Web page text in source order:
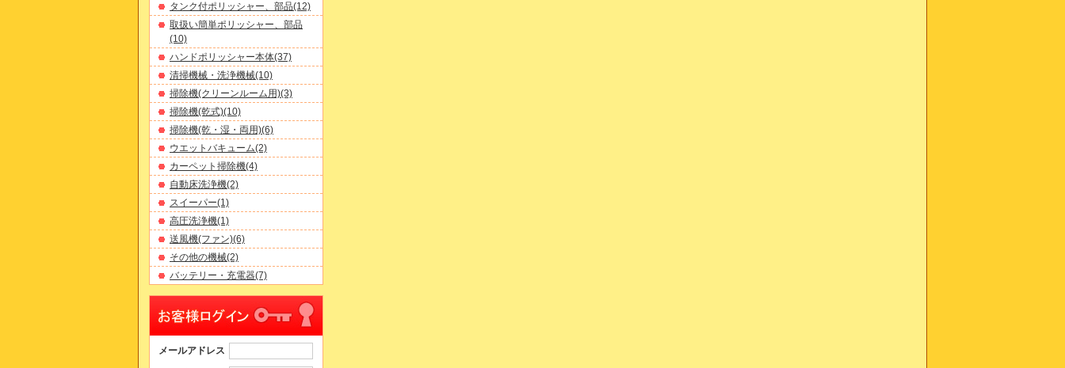
タンク付ポリッシャー、部品(12)
取扱い簡単ポリッシャー、部品
(10)
ハンドポリッシャー本体(37)
清掃機械・洗浄機械(10)
掃除機(クリーンルーム用)(3)
掃除機(乾式)(10)
掃除機(乾・湿・両用)(6)
ウエットバキューム(2)
カーペット掃除機(4)
自動床洗浄機(2)
スイーパー(1)
高圧洗浄機(1)
送風機(ファン)(6)
その他の機械(2)
バッテリー・充電器(7)
メールアドレス